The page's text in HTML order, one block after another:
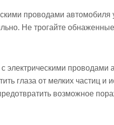
проводами автомобиля
Не трогайте
электрическими проводами
глаза от мелких частиц и
возможное